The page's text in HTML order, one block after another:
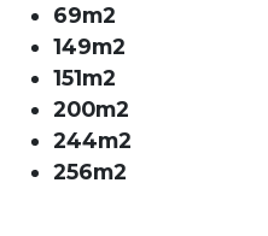
69m2
149m2
151m2
200m2
244m2
256m2